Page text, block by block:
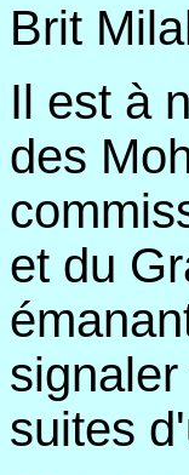
Brit
Il est à
des
et du
suites